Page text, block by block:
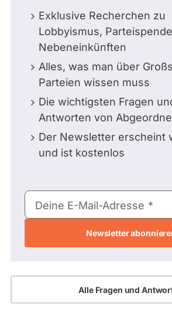
Exklusive Recherchen zu
Lobbyismus,
Nebeneinkünften
Alles, was man über
Parteien wissen muss
Die wichtigsten Fragen
Antworten von
Der Newsletter erscheint
und ist kostenlos
E-
Mail-
Deine E-Mail-Adresse
Alle Fragen und